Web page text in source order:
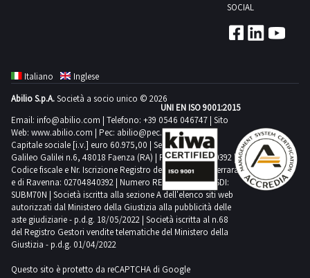
SOCIAL
Italiano
Inglese
Abilio S.p.A.Società a socio unico © 2026
Email: info@abilio.com | Telefono: +39 0546 046747 | Sito
Web: www.abilio.com | Pec: abilio@pec.illimity.com
Capitale sociale [i.v.] euro 60.975,00 | Sede legale in Via
Galileo Galilei n.6, 48018 Faenza (RA) | P.IVA: 02704840392 |
Codice fiscale e Nr. Iscrizione Registro delle Imprese di Ferrara
e di Ravenna: 02704840392 | Numero REA RA 224830 | SDI:
SUBM70N | Società iscritta alla sezione A dell'elenco siti web
autorizzati dal Ministero della Giustizia alla pubblicità delle
aste giudiziarie - p.d.g. 18/05/2022 | Società iscritta al n.68
del Registro Gestori vendite telematiche del Ministero della
Giustizia - p.d.g. 01/04/2022
Questo sito è protetto da reCAPTCHA di Google
UNI EN ISO 9001:2015